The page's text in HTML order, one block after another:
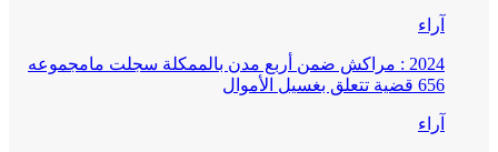
آراء
2024 : مراكش ضمن أربع مدن بالممكلة سجلت مامجموعه
656 قضية تتعلق بغسيل الأموال
آراء